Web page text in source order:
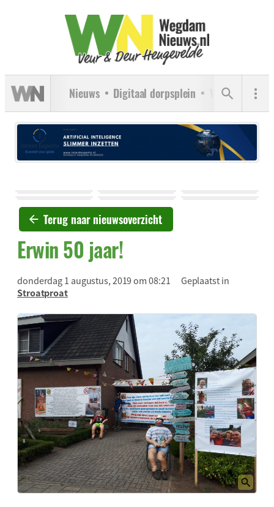
Nieuws Digitaal dorpsplein Verenigingen
Terug naar nieuwsoverzicht
Erwin 50 jaar!
donderdag 1 augustus, 2019 om 08:21
Geplaatst in
Stroatproat